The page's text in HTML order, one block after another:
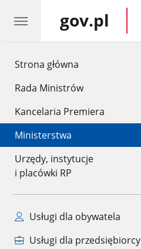
Strona główna
Rada Ministrów
Kancelaria Premiera
Ministerstwa
Urzędy, instytucje
i placówki RP
Usługi dla obywatela
Usługi dla przedsiębiorcy
gov.pl